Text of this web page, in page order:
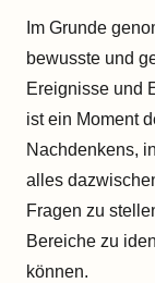
Im Grunde
bewusste und
Ereignisse und
ist ein Moment
Nachdenkens,
alles
Fragen zu
Bereiche zu
können.